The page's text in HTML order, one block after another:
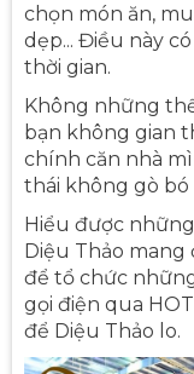
chọn món ăn,
dẹp... Điều này
thời gian.
Không những
bạn không gian
chính căn nhà
thái không gò bó
Hiểu được
Diệu Thảo mang
để tổ chức
gọi điện qua
để Diệu Thảo lo.